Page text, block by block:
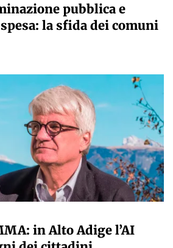
pubblica e
la sfida dei comuni
in Alto Adige l’AI